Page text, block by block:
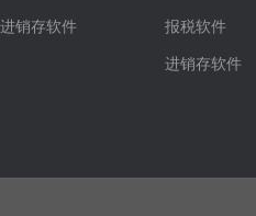
进销存软件
报税软件
进销存软件